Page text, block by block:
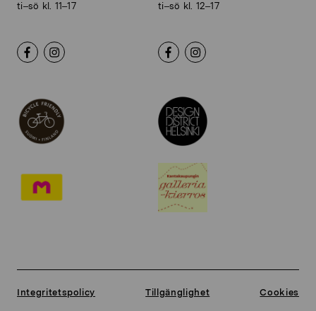
ti–sö kl. 11–17
ti–sö kl. 12–17
Integritetspolicy Tillgänglighet Cookies